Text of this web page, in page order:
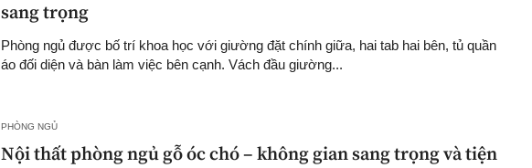
sang trọng
Phòng ngủ được bố trí khoa học với giường đặt chính giữa, hai tab hai bên, tủ quần
áo đối diện và bàn làm việc bên cạnh. Vách đầu giường...
PHÒNG NGỦ
Nội thất phòng ngủ gỗ óc chó – không gian sang trọng và tiện